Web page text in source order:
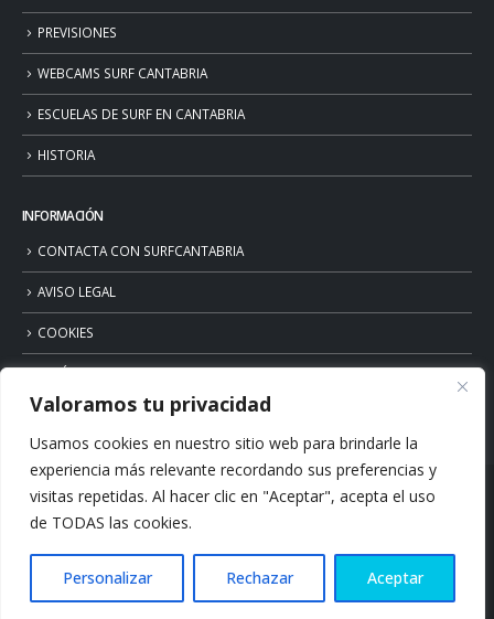
Valoramos tu privacidad
Usamos cookies en nuestro sitio web para brindarle la
experiencia más relevante recordando sus preferencias y
visitas repetidas. Al hacer clic en "Aceptar", acepta el uso
de TODAS las cookies.
Personalizar Rechazar Aceptar
PREVISIONES
WEBCAMS SURF CANTABRIA
ESCUELAS DE SURF EN CANTABRIA
HISTORIA
INFORMACIÓN
CONTACTA CON SURFCANTABRIA
AVISO LEGAL
COOKIES
POLÍTICA DE PRIVACIDAD
© Copyright 2026. Surfcantabria.com. All Rights Reserved.